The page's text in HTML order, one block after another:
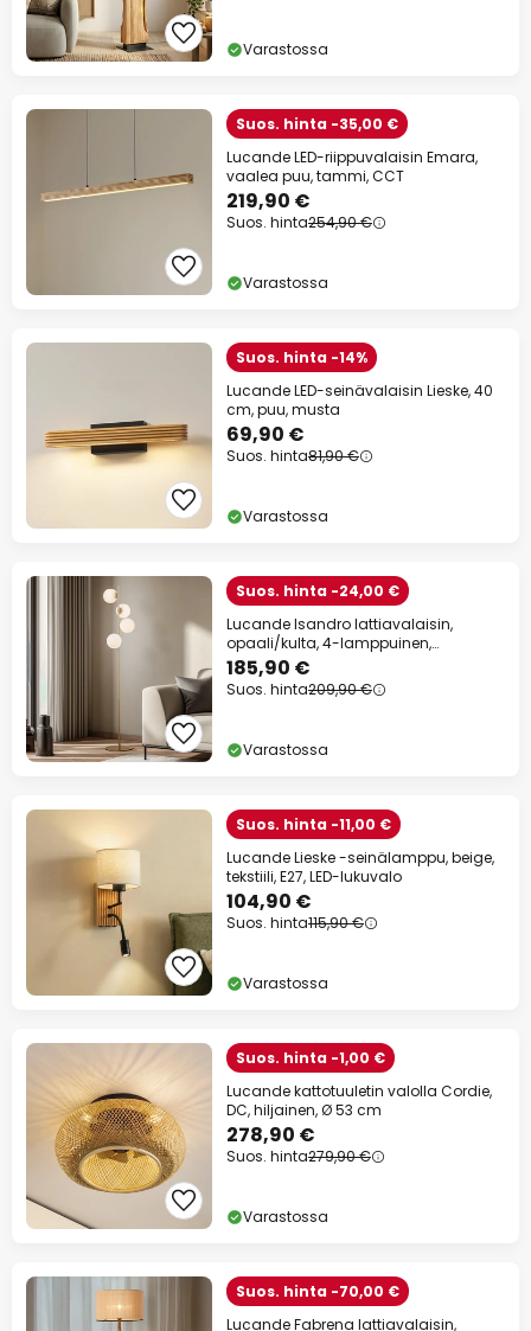
Varastossa
Suos. hinta -35,00 €
Lucande LED-riippuvalaisin Emara,
vaalea puu, tammi, CCT
219,90 €
Suos. hinta254,90 €
Varastossa
Suos. hinta -14%
Lucande LED-seinävalaisin Lieske, 40
cm, puu, musta
69,90 €
Suos. hinta81,90 €
Varastossa
Suos. hinta -24,00 €
Lucande Isandro lattiavalaisin,
opaali/kulta, 4-lamppuinen,
lasi/metalli
185,90 €
Suos. hinta209,90 €
Varastossa
Suos. hinta -11,00 €
Lucande Lieske -seinälamppu, beige,
tekstiili, E27, LED-lukuvalo
104,90 €
Suos. hinta115,90 €
Varastossa
Suos. hinta -1,00 €
Lucande kattotuuletin valolla Cordie,
DC, hiljainen, Ø 53 cm
278,90 €
Suos. hinta279,90 €
Varastossa
Suos. hinta -70,00 €
Lucande Fabrena lattiavalaisin,